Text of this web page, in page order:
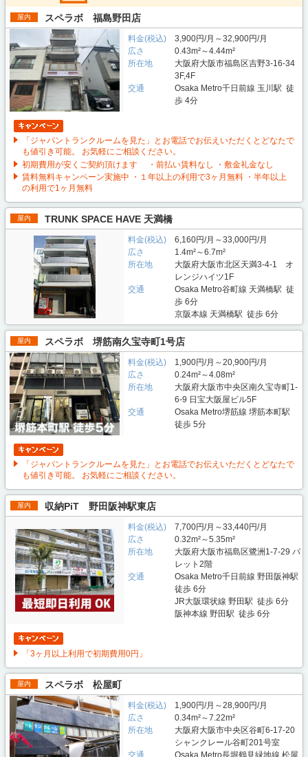
屋内 スペラボ 福島野田店
料金(税込)
3,900円/月～32,900円/月
広さ
0.43m²～4.44m²
所在地
大阪府大阪市福島区吉野3-16-34
3F,4F
交通
Osaka Metro千日前線 玉川駅 徒
歩 4分
「ジャパントランクルームを見た」とお電話でお伝えいただくとどなたで
も値引き可能。 お気軽にご相談ください。
初期費用が安くご契約頂けます ・前払い賃料なし ・敷金礼金なし
賃料無料キャンペーン実施中 ・１年以上の利用で3ヶ月無料 ・半年以上
の利用で1ヶ月無料
屋内 TRUNK SPACE HAVE 天満橋
料金(税込)
6,160円/月～33,000円/月
広さ
1.4m²～6.7m²
所在地
大阪府大阪市北区天満3-4-1 オ
レンジハイツ1F
交通
Osaka Metro谷町線 天満橋駅 徒
歩 6分
京阪本線 天満橋駅 徒歩 6分
屋内 スペラボ 堺筋南久宝寺町1号店
料金(税込)
1,900円/月～20,900円/月
広さ
0.24m²～4.08m²
所在地
大阪府大阪市中央区南久宝寺町1-
6-9 日宝大阪屋ビル5F
交通
Osaka Metro堺筋線 堺筋本町駅
徒歩 5分
「ジャパントランクルームを見た」とお電話でお伝えいただくとどなたで
も値引き可能。 お気軽にご相談ください。
屋内 収納PiT 野田阪神駅東店
料金(税込)
7,700円/月～33,440円/月
広さ
0.32m²～5.35m²
所在地
大阪府大阪市福島区鷺洲1-7-29 パ
レット2階
交通
Osaka Metro千日前線 野田阪神駅
徒歩 6分
JR大阪環状線 野田駅 徒歩 6分
阪神本線 野田駅 徒歩 6分
「3ヶ月以上利用で初期費用0円」
屋内 スペラボ 松屋町
料金(税込)
1,900円/月～28,900円/月
広さ
0.34m²～7.22m²
所在地
大阪府大阪市中央区谷町6-17-20
シャンクレール谷町201号室
交通
Osaka Metro長堀鶴見緑地線 松屋